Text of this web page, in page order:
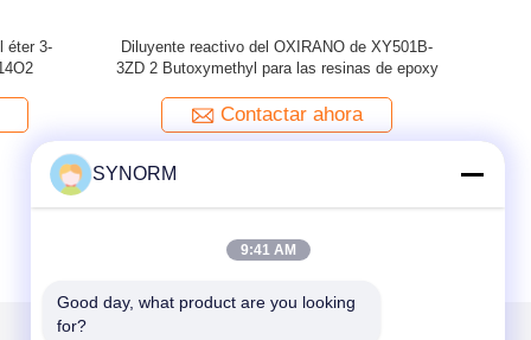
Oxirano glicidila butílico CAS de Butoxymethyl
del éter 2 de XY501B-3ZG 2426 8 6
Contactar ahora
SYNORM
9:41 AM
Good day, what product are you looking
for?